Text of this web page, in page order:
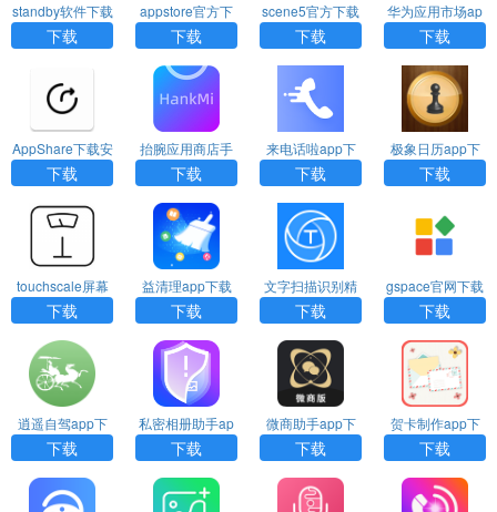
standby软件下载
安装
下载
appstore官方下
载最新版
下载
scene5官方下载
安装
下载
华为应用市场ap
p官方正版下载
下载
AppShare下载安
装
下载
抬腕应用商店手
表版下载
下载
来电话啦app下
载
下载
极象日历app下
载
下载
touchscale屏幕
电子秤入口下载
下载
益清理app下载
下载
文字扫描识别精
灵下载
下载
gspace官网下载
安卓
下载
逍遥自驾app下
载
下载
私密相册助手ap
p下载
下载
微商助手app下
载
下载
贺卡制作app下
载
下载